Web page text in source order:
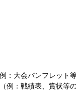
：大会パンフレット等
例：戦績表、賞状等の